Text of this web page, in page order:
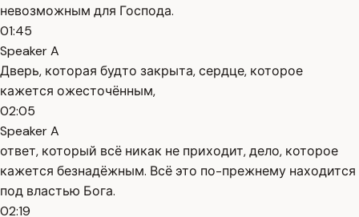
невозможным для Господа.
01:45
Speaker A
Дверь, которая будто закрыта, сердце, которое
кажется ожесточённым,
02:05
Speaker A
ответ, который всё никак не приходит, дело, которое
кажется безнадёжным. Всё это по-прежнему находится
под властью Бога.
02:19